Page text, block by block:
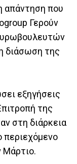
απάντηση που
Γερούν
διάσωση της
εξηγήσεις
της
στη διάρκεια
περιεχόμενο